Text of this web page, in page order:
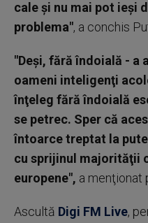
cale şi nu mai pot ieşi
problema", a conchis
"Deşi, fără îndoială - a
oameni inteligenţi
înţeleg fără îndoială
se petrec. Sper că
întoarce treptat la
cu sprijinul majorităţii
europene", a menţionat
Ascultă Digi FM Live,